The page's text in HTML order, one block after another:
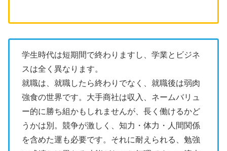
学生時代は短期間で終わりますし、学業とビジネ
スは全く異なります。
就職は、就職したら終わりでなく、就職後は弱肉
強食の世界です。大手商社は収入、ネームバリュ
ー的に勝ち組かもしれませんが、長く働けるかど
うかは別。競争が激しく、知力・体力・人間関係
を含めた運も必要です。それに耐えられる、勉強